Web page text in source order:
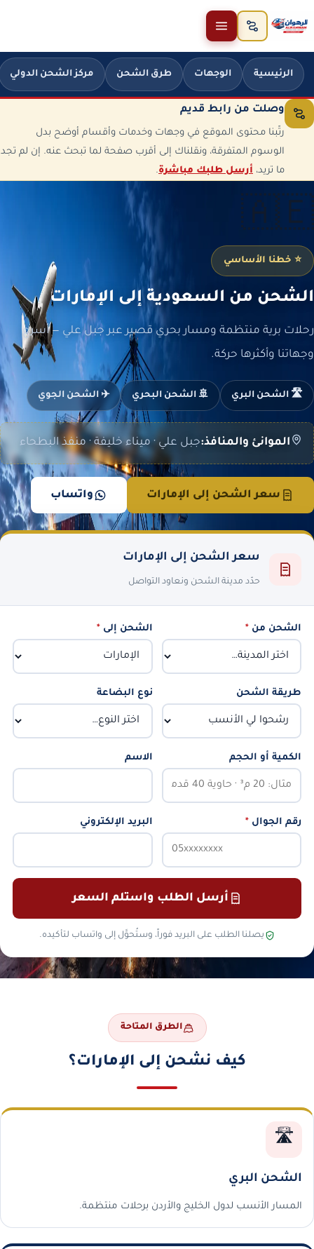
تخطَّ إلى المحتوى
الرئيسية الوجهات طرق الشحن مركز الشحن الدولي
وصلت من رابط قديم
رتّبنا محتوى الموقع في وجهات وخدمات وأقسام أوضح بدل
الوسوم المتفرقة، ونقلناك إلى أقرب صفحة لما تبحث عنه. إن لم تجد
ما تريد، أرسل طلبك مباشرة.
🇦🇪
⭐ خطنا الأساسي
الشحن من السعودية إلى الإمارات
رحلات برية منتظمة ومسار بحري قصير عبر جبل علي — أسرع
وجهاتنا وأكثرها حركة.
🛣️ الشحن البري 🚢 الشحن البحري ✈️ الشحن الجوي
الموانئ والمنافذ:جبل علي · ميناء خليفة · منفذ البطحاء
سعر الشحن إلى الإمارات واتساب
سعر الشحن إلى الإمارات
حدّد مدينة الشحن ونعاود التواصل
الشحن من * الشحن إلى*
طريقة الشحن نوع البضاعة
الكمية أو الحجم الاسم
رقم الجوال * البريد الإلكتروني
أرسل الطلب واستلم السعر
يصلنا الطلب على البريد فوراً، وستُحوَّل إلى واتساب لتأكيده.
الطرق المتاحة
كيف نشحن إلى الإمارات؟
🛣️
الشحن البري
المسار الأنسب لدول الخليج والأردن برحلات منتظمة.